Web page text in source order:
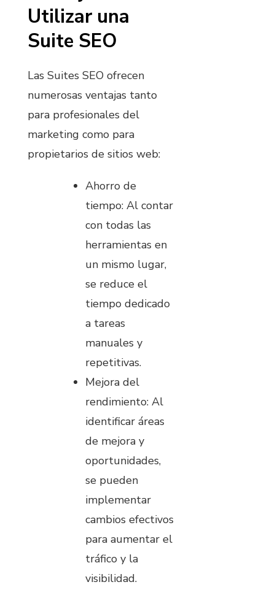
Utilizar una
Suite SEO
Las Suites SEO ofrecen
numerosas ventajas tanto
para profesionales del
marketing como para
propietarios de sitios web:
Ahorro de
tiempo: Al contar
con todas las
herramientas en
un mismo lugar,
se reduce el
tiempo dedicado
a tareas
manuales y
repetitivas.
Mejora del
rendimiento: Al
identificar áreas
de mejora y
oportunidades,
se pueden
implementar
cambios efectivos
para aumentar el
tráfico y la
visibilidad.